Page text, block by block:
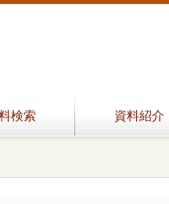
検索 資料紹介